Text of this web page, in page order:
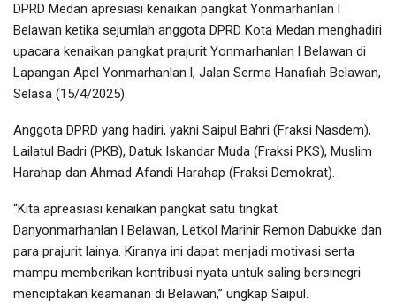
DPRD Medan apresiasi kenaikan pangkat Yonmarhanlan l
Belawan ketika sejumlah anggota DPRD Kota Medan menghadiri
upacara kenaikan pangkat prajurit Yonmarhanlan l Belawan di
Lapangan Apel Yonmarhanlan l, Jalan Serma Hanafiah Belawan,
Selasa (15/4/2025).
Anggota DPRD yang hadiri, yakni Saipul Bahri (Fraksi Nasdem),
Lailatul Badri (PKB), Datuk Iskandar Muda (Fraksi PKS), Muslim
Harahap dan Ahmad Afandi Harahap (Fraksi Demokrat).
“Kita apreasiasi kenaikan pangkat satu tingkat
Danyonmarhanlan l Belawan, Letkol Marinir Remon Dabukke dan
para prajurit lainya. Kiranya ini dapat menjadi motivasi serta
mampu memberikan kontribusi nyata untuk saling bersinegri
menciptakan keamanan di Belawan,” ungkap Saipul.